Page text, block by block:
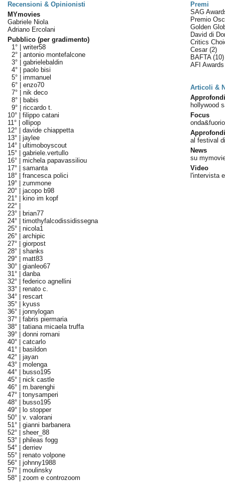
Recensioni & Opinionisti
Premi
MYmovies
Gabriele Niola
Adriano Ercolani
Pubblico (per gradimento)
1° | writer58
2° | antonio montefalcone
3° | gabrielebaldin
4° | paolo bisi
5° | immanuel
6° | enzo70
7° | nik deco
8° |
babis
9° | riccardo t.
10° | filippo catani
11° | ollipop
12° | davide chiappetta
13° | jaylee
14° | ultimoboyscout
15° | gabriele.vertullo
16° | michela papavassiliou
17° | samanta
18° | francesca polici
19° | zummone
20° | jacopo b98
21° |
kino im kopf
22° |
23° |
brian77
24° | timothyfalcodissidissegna
25° | nicola1
26° | archipic
27° | giorpost
28° | shanks
29° | matt83
30° | gianleo67
31° | danba
32° | federico agnellini
33° | renato c.
34° | rescart
35° |
kyuss
36° | jonnylogan
37° | fabris piermaria
38° | tatiana micaela truffa
39° | donni romani
40° | catcarlo
41° |
basildon
42° | jayan
43° | molenga
44° |
busso195
45° | nick castle
46° | m.barenghi
47° | tonysamperi
48° |
busso195
49° |
lo stopper
50° | v. valorani
51° | gianni barbanera
52° | sheer_88
53° | phileas fogg
54° | derriev
55° | renato volpone
56° | johnny1988
57° | moulinsky
58° | zoom e controzoom
SAG
Premio
Golden
David di
Critics
Cesar (2)
BAFTA (10)
AFI
Articoli &
hollywood
Focus
al festival
News
su
Video
l'intervista